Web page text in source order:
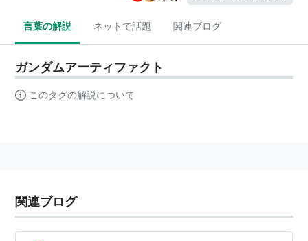
言葉の解説 ネットで話題 関連ブログ
ガンダムアーティファクト
このタグの解説について
関連ブログ